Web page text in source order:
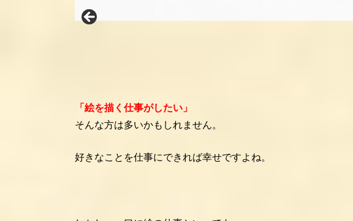
「絵を描く仕事がしたい」
そんな方は多いかもしれません。
好きなことを仕事にできれば幸せですよね。